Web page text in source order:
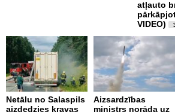
atļauto
VIDEO)
Netālu no Salaspils
aizdedzies kravas
Aizsardzības
ministrs norāda uz